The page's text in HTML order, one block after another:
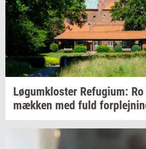
Løgum­klo­ster Re­fu­gi­um:
mæk­ken med fuld